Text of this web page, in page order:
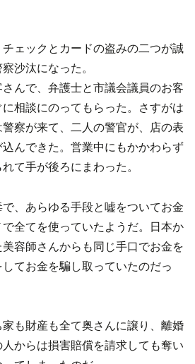
ェックとカードの盗みの二つが誠
沙汰になった。
んで、弁護士と市議会議員のお客
相談にのってもらった。さすがは
察が来て、二人の警官が、店の表
んできた。営業中にもかかわらず
て手が後ろにまわった。
、あらゆる手段と嘘をついてお金
全てを使っていたようだ。日本か
容師さんからも同じ手口でお金を
てお金を騙し取っていたのだっ
も財産も全て奥さんに譲り、離婚
からは損害賠償を請求しても奪い